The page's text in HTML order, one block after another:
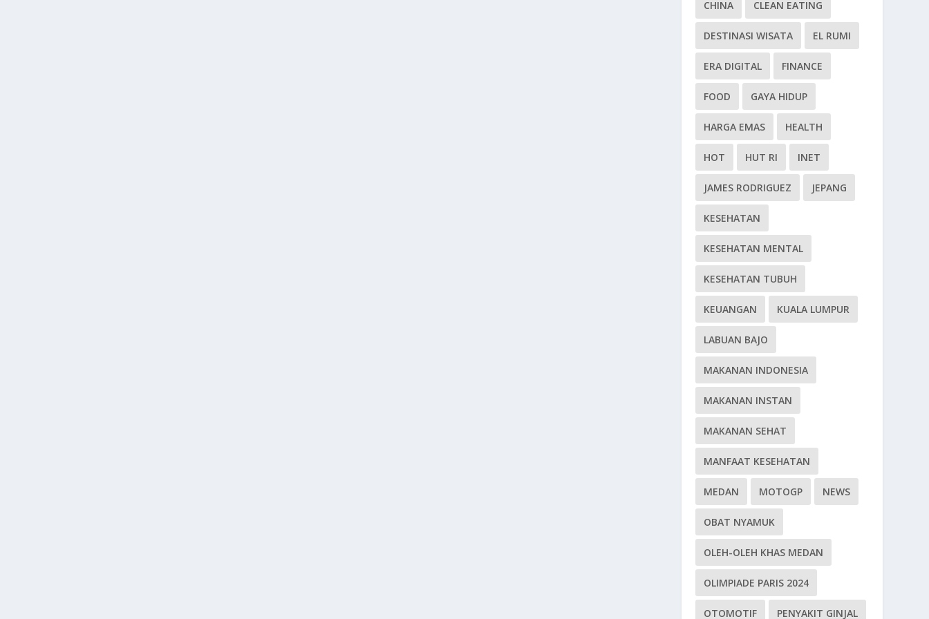
CHINA CLEAN EATING
DESTINASI WISATA EL RUMI
ERA DIGITAL FINANCE
FOOD GAYA HIDUP
HARGA EMAS HEALTH
HOT HUT RI INET
JAMES RODRIGUEZ JEPANG
KESEHATAN
KESEHATAN MENTAL
KESEHATAN TUBUH
KEUANGAN KUALA LUMPUR
LABUAN BAJO
MAKANAN INDONESIA
MAKANAN INSTAN
MAKANAN SEHAT
MANFAAT KESEHATAN
MEDAN MOTOGP NEWS
OBAT NYAMUK
OLEH-OLEH KHAS MEDAN
OLIMPIADE PARIS 2024
OTOMOTIF PENYAKIT GINJAL